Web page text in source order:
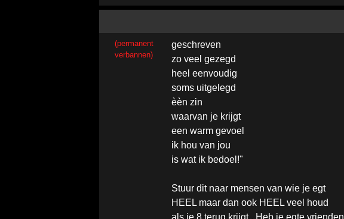
(permanent
verbannen)
geschreven
zo veel gezegd
heel eenvoudig
soms uitgelegd
èèn zin
waarvan je krijgt
een warm gevoel
ik hou van jou
is wat ik bedoel!"
Stuur dit naar mensen van wie je egt
HEEL maar dan ook HEEL veel houd